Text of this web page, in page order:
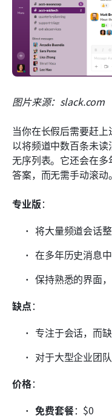
图片来源：slack.com
当你在长假后需要赶
以将频道中数百条未
无序列表。它还会在
答案，而无需手动滚动。
专业版：
将大量频道会话
在多年历史消息
保持熟悉的界面
缺点：
专注于会话，而
对于大型企业团
价格：
免费套餐：$0